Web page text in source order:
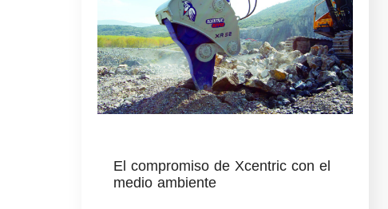
El compromiso de Xcentric con el
medio ambiente